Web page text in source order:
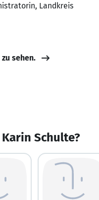
Landkreis
sehen.
Schulte?